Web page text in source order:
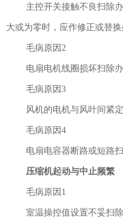
主控开关接触不良扫除
大或为零时，应作修正或替
毛病原因2
电扇电机线圈损坏扫除
毛病原因3
风机的电机与风叶间紧
毛病原因4
电扇电容器断路或短路
压缩机起动与中止频繁
毛病原因1
室温操控值设置不妥扫